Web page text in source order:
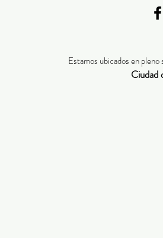
Estamos ubicados en
Ciudad